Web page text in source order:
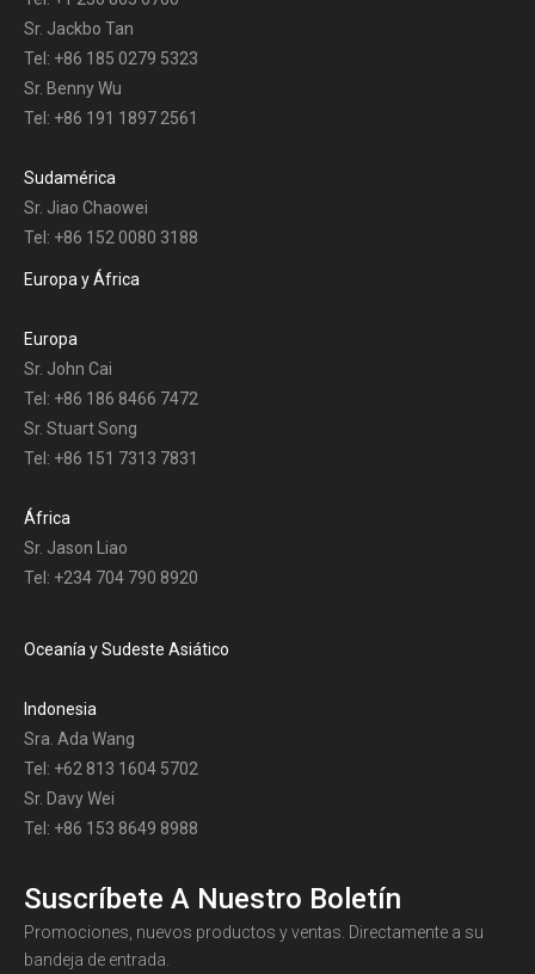
Sr. Jackbo Tan
Tel: +86 185 0279 5323
Sr. Benny Wu
Tel: +86 191 1897 2561
Sudamérica
Sr. Jiao Chaowei
Tel: +86 152 0080 3188
Europa y África
Europa
Sr. John Cai
Tel: +86 186 8466 7472
Sr. Stuart Song
Tel: +86 151 7313 7831
África
Sr. Jason Liao
Tel: +234 704 790 8920
Oceanía y Sudeste Asiático
Indonesia
Sra. Ada Wang
Tel: +62 813 1604 5702
Sr. Davy Wei
Tel: +86 153 8649 8988
Suscríbete A Nuestro Boletín
Promociones, nuevos productos y ventas. Directamente a su
bandeja de entrada.